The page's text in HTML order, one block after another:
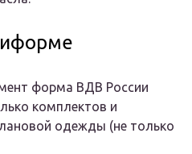
форма ВДВ России
комплектов и
одежды (не только